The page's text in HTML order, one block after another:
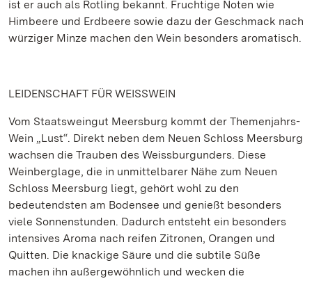
ist er auch als Rotling bekannt. Fruchtige Noten wie
Himbeere und Erdbeere sowie dazu der Geschmack nach
würziger Minze machen den Wein besonders aromatisch.
LEIDENSCHAFT FÜR WEISSWEIN
Vom Staatsweingut Meersburg kommt der Themenjahrs-
Wein „Lust“. Direkt neben dem Neuen Schloss Meersburg
wachsen die Trauben des Weissburgunders. Diese
Weinberglage, die in unmittelbarer Nähe zum Neuen
Schloss Meersburg liegt, gehört wohl zu den
bedeutendsten am Bodensee und genießt besonders
viele Sonnenstunden. Dadurch entsteht ein besonders
intensives Aroma nach reifen Zitronen, Orangen und
Quitten. Die knackige Säure und die subtile Süße
machen ihn außergewöhnlich und wecken die